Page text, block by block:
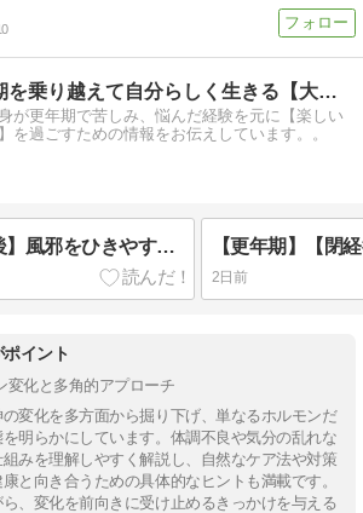
更年期を乗り越えて自分らしく生きる【大人女子の駆け込み寺】
が更年期で苦しみ、悩んだ経験を元に【楽しい
を過ごすための情報をお伝えしています。。
【更年期】【閉経後】風邪をひきやすくなった私〜免疫力の低下を実感して始めた体づくり〜
2日前
イント
変化と多角的アプローチ
変化を多方面から掘り下げ、単なるホルモンだ
明らかにしています。体調不良や気分の乱れな
みを理解しやすく解説し、自然なケア法や対策
と向き合うための具体的なヒントも満載です。
、変化を前向きに受け止めるきっかけを与える